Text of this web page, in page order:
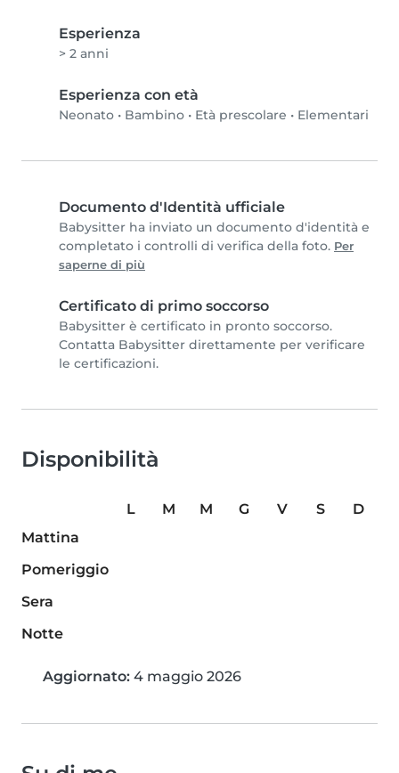
Esperienza
> 2 anni
Esperienza con età
Neonato • Bambino • Età prescolare • Elementari
Documento d'Identità ufficiale
Babysitter ha inviato un documento d'identità e
completato i controlli di verifica della foto. Per
saperne di più
Certificato di primo soccorso
Babysitter è certificato in pronto soccorso.
Contatta Babysitter direttamente per verificare
le certificazioni.
Disponibilità
L M M G V S
D
Mattina
Pomeriggio
Sera
Notte
Aggiornato: 4 maggio 2026